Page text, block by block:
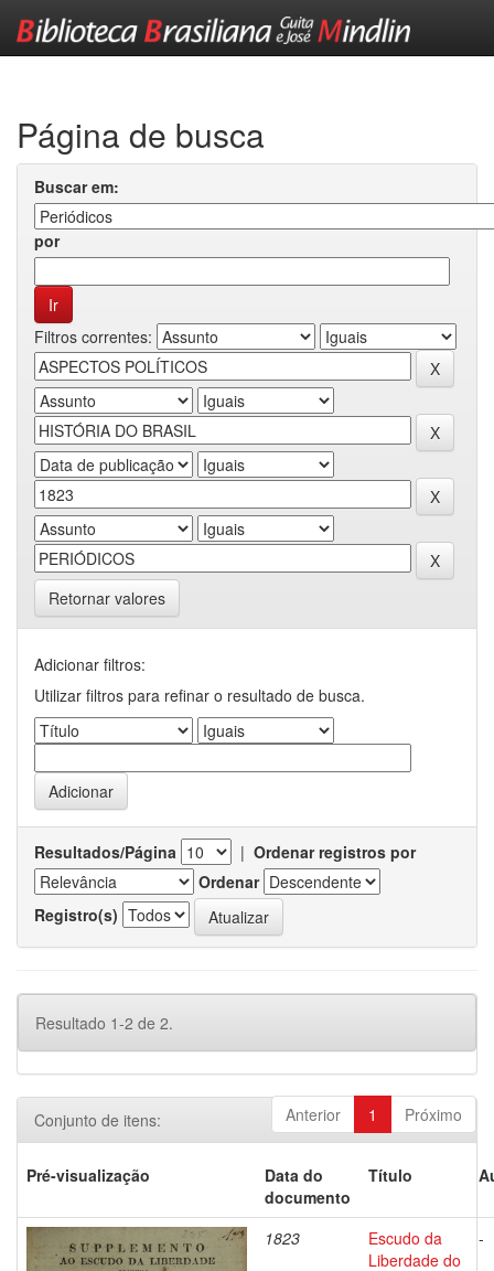
Página de busca
Buscar em:
por
Filtros correntes:
Retornar valores
Adicionar filtros:
Utilizar filtros para refinar o resultado de busca.
Resultados/Página | Ordenar registros por
Ordenar
Registro(s)
Resultado 1-2 de 2.
Anterior 1 Próximo
Conjunto de itens:
Pré-visualização
Data do
documento
Título
1823
Escudo da
Liberdade do
-